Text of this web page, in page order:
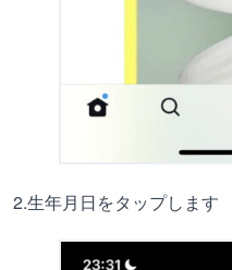
2.生年月日をタップします